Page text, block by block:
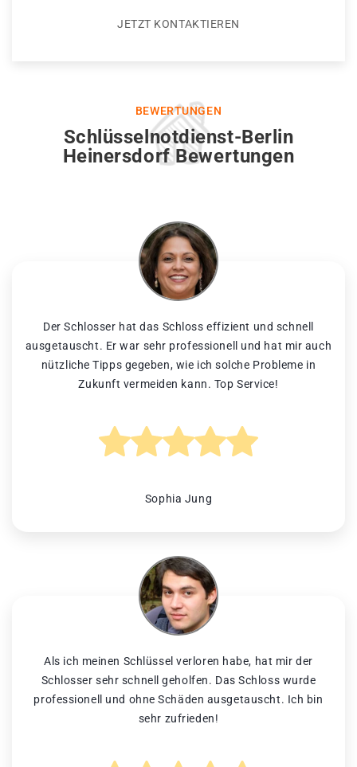
JETZT KONTAKTIEREN
BEWERTUNGEN
Schlüsselnotdienst-Berlin
Heinersdorf Bewertungen
Der Schlosser hat das Schloss effizient und schnell
ausgetauscht. Er war sehr professionell und hat mir auch
nützliche Tipps gegeben, wie ich solche Probleme in
Zukunft vermeiden kann. Top Service!
Sophia Jung
Als ich meinen Schlüssel verloren habe, hat mir der
Schlosser sehr schnell geholfen. Das Schloss wurde
professionell und ohne Schäden ausgetauscht. Ich bin
sehr zufrieden!